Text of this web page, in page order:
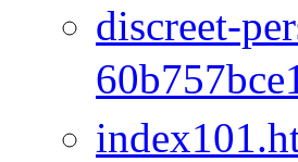
discreet-